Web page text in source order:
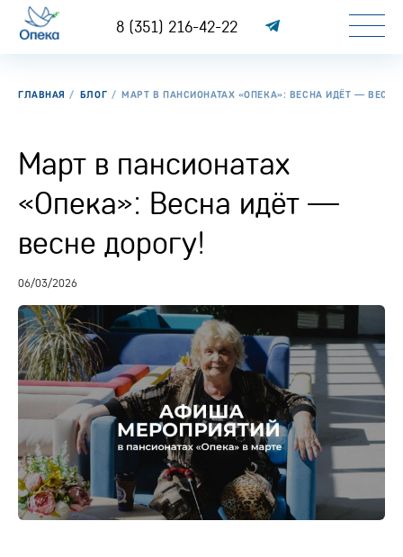
8 (351) 216-42-22
ГЛАВНАЯ БЛОГ МАРТ В ПАНСИОНАТАХ «ОПЕКА»: ВЕСНА ИДЁТ — ВЕСНЕ
Март в пансионатах
«Опека»: Весна идёт —
весне дорогу!
06/03/2026